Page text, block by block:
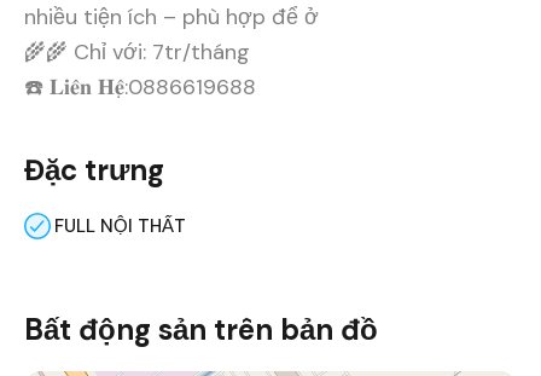
nhiều tiện ích – phù hợp để ở
🌾🌾 Chỉ với: 7tr/tháng
☎️ 𝐋𝐢𝐞̂𝐧 𝐇𝐞̣̂:0886619688
Đặc trưng
FULL NỘI THẤT
Bất động sản trên bản đồ